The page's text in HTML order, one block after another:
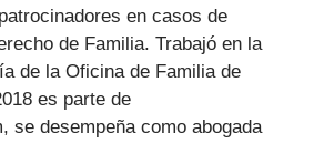
en casos de
de Familia. Trabajó en la
de la Oficina de Familia de
es parte de
se desempeña como abogada